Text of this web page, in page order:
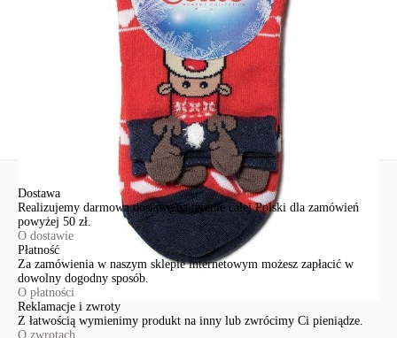
Ten produkt nie ma pytań Możesz zadać pytanie, klikając przycisk
Dostawa
Realizujemy darmową dostawę na terenie całej Polski dla zamówień
powyżej 50 zł.
O dostawie
Płatność
Za zamówienia w naszym sklepie internetowym możesz zapłacić w
dowolny dogodny sposób.
O płatności
Reklamacje i zwroty
Z łatwością wymienimy produkt na inny lub zwrócimy Ci pieniądze.
O zwrotach